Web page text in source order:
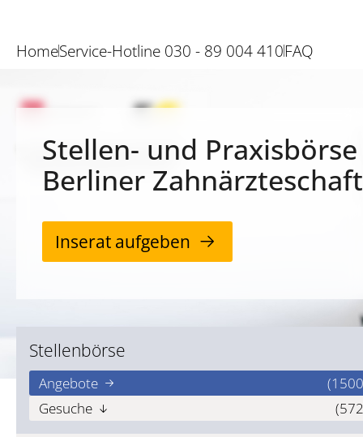
HomeService-Hotline 030 - 89 004 410FAQ
Stellen- und
Berliner Zahnärzteschaft
Inserat aufgeben
Stellenbörse
Angebote
Gesuche